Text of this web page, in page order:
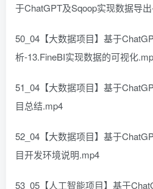
于ChatGPT及Sqoop实现数据导
50_04【大数据项目】基于
析-13.FineBI实现数据的可视化
51_04【大数据项目】基于
目总结.mp4
52_04【大数据项目】基于
目开发环境说明.mp4
53_05【人工智能项目】基于